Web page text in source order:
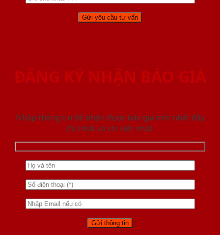
ĐĂNG KÝ NHẬN BÁO GIÁ
Nhập thông tin để nhận được báo giá mới nhât đầy
đủ nhất và chi tiết nhất.